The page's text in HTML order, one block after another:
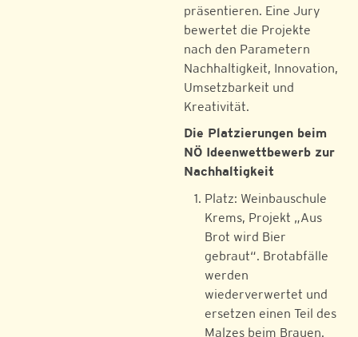
präsentieren. Eine Jury
bewertet die Projekte
nach den Parametern
Nachhaltigkeit, Innovation,
Umsetzbarkeit und
Kreativität.
Die Platzierungen beim
NÖ Ideenwettbewerb zur
Nachhaltigkeit
Platz: Weinbauschule
Krems, Projekt „Aus
Brot wird Bier
gebraut“. Brotabfälle
werden
wiederverwertet und
ersetzen einen Teil des
Malzes beim Brauen.